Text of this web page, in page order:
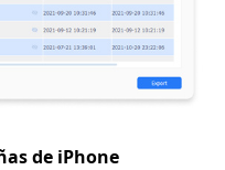
de iPhone